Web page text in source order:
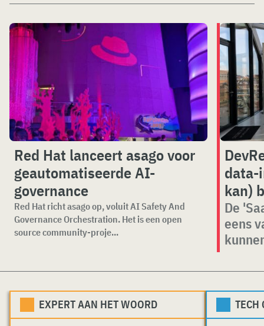
Red Hat lanceert asago voor
geautomatiseerde AI-
governance
Red Hat richt asago op, voluit AI Safety And
Governance Orchestration. Het is een open
source community-proje...
data-
kan)
De
eens
EXPERT AAN HET WOORD TECH